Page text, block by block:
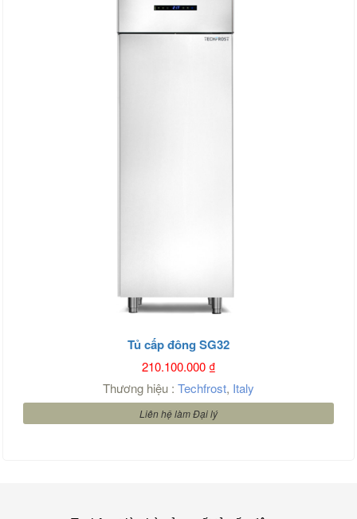
Tủ cấp đông SG32
210.100.000₫
Thương hiệu : Techfrost, Italy
Liên hệ làm Đại lý